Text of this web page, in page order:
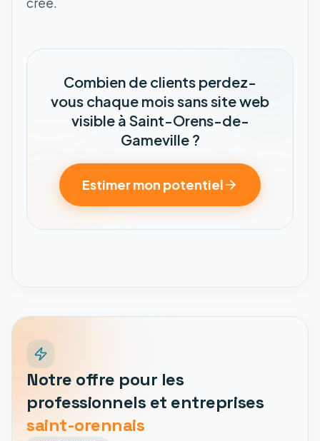
Combien de clients perdez-
vous chaque mois sans site web
visible à Saint-Orens-de-
Gameville ?
Estimer mon potentiel
Notre offre pour les
professionnels et entreprises
saint-orennais